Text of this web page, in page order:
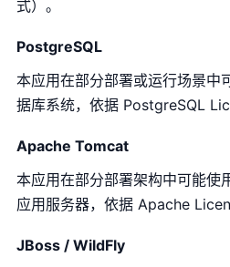
式）。
PostgreSQL
本应用在部分部署或运行场景中
据库系统，依据 PostgreSQL
Apache Tomcat
本应用在部分部署架构中可能
应用服务器，依据 Apache
JBoss / WildFly